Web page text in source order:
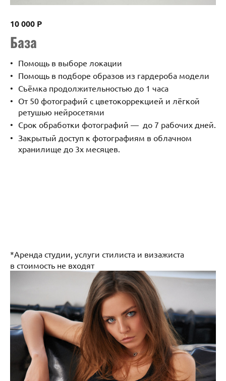
10 000 Р
База
Помощь в выборе локации
Помощь в подборе образов из гардероба модели
Съёмка продолжительностью до 1 часа
От 50 фотографий с цветокоррекцией и лёгкой
ретушью нейросетями
Срок обработки фотографий — до 7 рабочих дней.
Закрытый доступ к фотографиям в облачном
хранилище до 3х месяцев.
*Аренда студии, услуги стилиста и визажиста
в стоимость не входят